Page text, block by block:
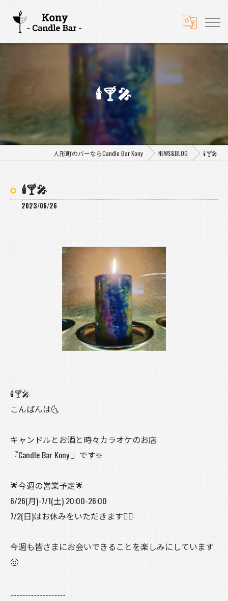
🕯️🍸️🎤
人形町のバーならCandle Bar Kony NEWS&BLOG 🕯️🍸️🎤
🕯️🍸️🎤
2023/06/26
🕯️🍸️🎤
こんばんは🌜️
キャンドルとお酒と時々カラオケのお店
『Candle Bar Kony 』です❇️
🌟今週の営業予定🌟
6/26(月)-7/1(土) 20:00-26:00
7/2(日)はお休みをいただきます🙇‍♀️
今週も皆さまにお会いできることを楽しみにしています
🙂
………………………………